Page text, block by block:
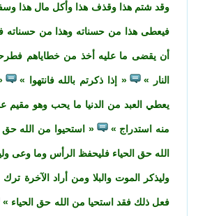
وقد شتم هذا وقذف هذا وأكل مال هذا
فيعطى هذا من حسناته وهذا من حسناته
أن يقضى ما عليه أخذ من خطاياهم
النار إذا ذكرتم بالله فانتهوا
يعطي العبد من الدنيا ما يحب وهو مقيم
منه استدراج استحيوا من الله
الله حق الحياء فليحفظ الرأس وما وعى
وليذكر الموت والبلا ومن أراد الآخرة ترك
فعل ذلك فقد استحيا من الله حق الحياء